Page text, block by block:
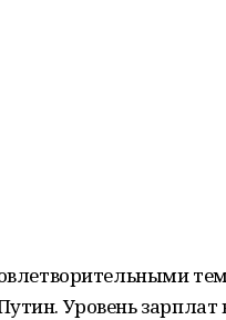
Уровень зарплат